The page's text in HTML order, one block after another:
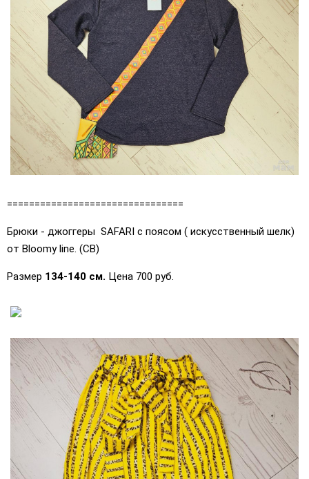
================================
Брюки - джоггеры SAFARI с поясом ( искусственный шелк)
от Bloomy line. (СВ)
Размер 134-140 см. Цена 700 руб.